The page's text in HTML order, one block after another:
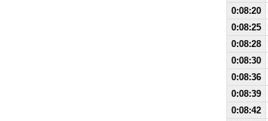
0:08:20
0:08:25
0:08:28
0:08:30
0:08:36
0:08:39
0:08:42